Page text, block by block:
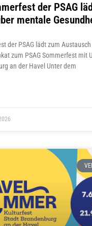
der PSAG
mentale
der PSAG lädt zum
zum PSAG Sommerfest mit
an der Havel Unter dem